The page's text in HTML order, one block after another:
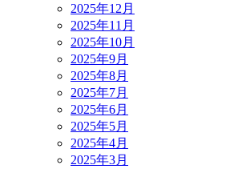
2025年12月
2025年11月
2025年10月
2025年9月
2025年8月
2025年7月
2025年6月
2025年5月
2025年4月
2025年3月